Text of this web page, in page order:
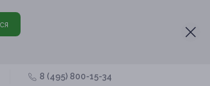
8 (495) 800-15-34